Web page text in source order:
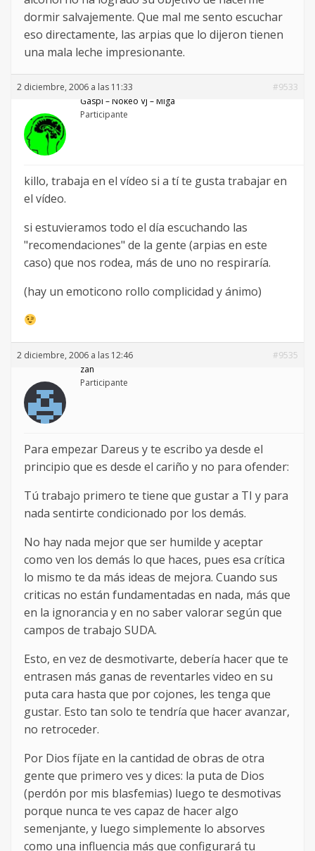
dormir salvajemente. Que mal me sento escuchar
eso directamente, las arpias que lo dijeron tienen
una mala leche impresionante.
2 diciembre, 2006 a las 11:33
#9533
Gaspi – Nökeö VJ – Miga
Participante
killo, trabaja en el vídeo si a tí te gusta trabajar en
el vídeo.
si estuvieramos todo el día escuchando las
"recomendaciones" de la gente (arpias en este
caso) que nos rodea, más de uno no respiraría.
(hay un emoticono rollo complicidad y ánimo)
2 diciembre, 2006 a las 12:46
#9535
zan
Participante
Para empezar Dareus y te escribo ya desde el
principio que es desde el cariño y no para ofender:
Tú trabajo primero te tiene que gustar a TI y para
nada sentirte condicionado por los demás.
No hay nada mejor que ser humilde y aceptar
como ven los demás lo que haces, pues esa crítica
lo mismo te da más ideas de mejora. Cuando sus
criticas no están fundamentadas en nada, más que
en la ignorancia y en no saber valorar según que
campos de trabajo SUDA.
Esto, en vez de desmotivarte, debería hacer que te
entrasen más ganas de reventarles video en su
puta cara hasta que por cojones, les tenga que
gustar. Esto tan solo te tendría que hacer avanzar,
no retroceder.
Por Dios fíjate en la cantidad de obras de otra
gente que primero ves y dices: la puta de Dios
(perdón por mis blasfemias) luego te desmotivas
porque nunca te ves capaz de hacer algo
semenjante, y luego simplemente lo absorves
como una influencia más que configurará tu